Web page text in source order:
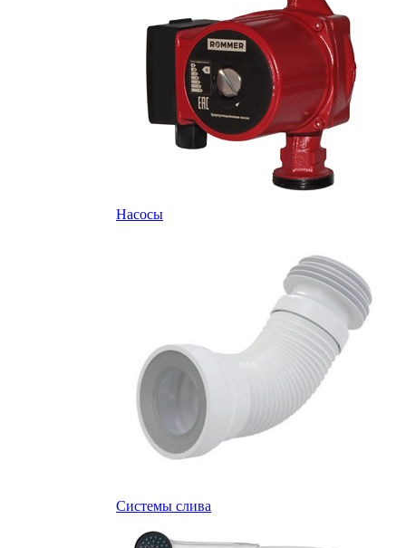
Насосы
Системы слива